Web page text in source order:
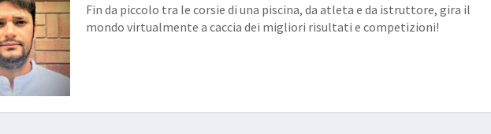
Fin da piccolo tra le corsie di una piscina, da atleta e da istruttore, gira il
mondo virtualmente a caccia dei migliori risultati e competizioni!